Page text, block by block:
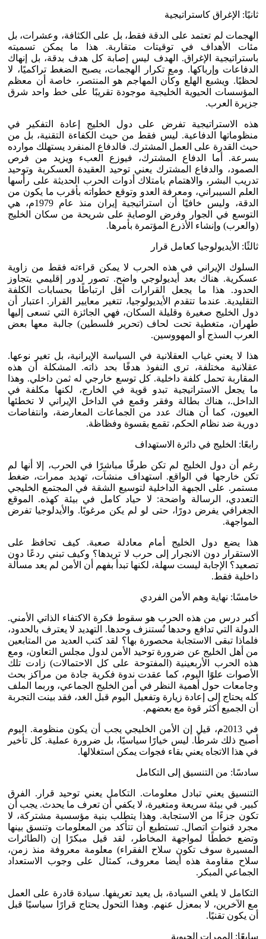
ثانيًا: الإغراق كاستراتيجية
الهجمات لم تعتمد على الدقة فقط، بل على الكثافة، وعشرات، بل
مئات الأهداف في توقيتات متقاربة. هذا ما يمكن تسميته
باستراتيجية الإغراق. الهدف ليس إصابة كل هدف بدقة، بل إنهاك
الدفاعات وإرباكها. ومع تكرار الهجمات، يصبح الضغط تراكميًا، لا
لحظيًا. ويشيع الهلع وكأن المهاجم هو المنتصر، خاصة أن معظم
المؤسسات الحيوية الخليجية موجودة تقريبًا على خط واحد شرق
جزيرة العرب.
هذه الاستراتيجية تفرض على دول الخليج إعادة التفكير في
منظوماتها الدفاعية. ليس فقط من حيث الكفاءة التقنية، بل من
حيث القدرة على العمل المشترك. فالدفاع المنفرد يستهلك موارده
بسرعة. أما الدفاع المشترك، فيوزع العبء ويزيد من فرص
الصمود، والدفاع المشترك يعني توحيد العقيدة العسكرية وتوحيد
تدريب البشر، والاهتمام بامتلاك أدوات الحرب الحديثة على رأسها
العلم السيبراني، ومعرفة العدو وتوقع خطواته بأقرب ما يكون من
الدقة، وليس خافيًا أن استراتيجية إيران منذ عام 1979م، هي
التوسع في الجوار وفرض الوصاية على شريحة من سكان الخليج
(والعرب) وإنشاء الأذرع المؤتمرة بأمرها.
ثالثًا: الأيديولوجيا كعامل قرار
السلوك الإيراني في هذه الحرب لا يمكن قراءته فقط من زاوية
عسكرية. هناك بعد أيديولوجي واضح. تصور لدور إقليمي يتجاوز
الحدود. هذا ما يجعل القرارات أقل ارتباطًا بحسابات الكلفة
التقليدية. عندما تتقدم الأيديولوجيا، تتغير معايير القرار. اعتبار أن
دول الخليج صغيرة وقليلة السكان، فهي الجائزة التي تسعى إليها
طهران، متغطية تحت لحاف (تحرير فلسطين) جالبة معها بعض
العرب السذج أو المهووسين.
هذا لا يعني غياب العقلانية في السياسة الإيرانية، بل تغير نوعها.
عقلانية مختلفة، ترى النفوذ هدفًا بحد ذاته. المشكلة أن هذه
المقاربة تحمل كلفة داخلية. كل توسع خارجي له ثمن داخلي. وهذا
ما يجعل الاستراتيجية تبدو قوية في الخارج، لكنها مكلفة في
الداخل.، هناك بطالة وفقر وقمع في الداخل الإيراني لا تخطئها
العيون، كما أن هناك عدد من الجماعات المعارضة، وانتفاضات
دورية ضد نظام الحكم، تقمع بقسوة وفظاظة.
رابعًا: الخليج في دائرة الاستهداف
رغم أن دول الخليج لم تكن طرفًا مباشرًا في الحرب، إلا أنها لم
تكن خارجها في الواقع. استهداف منشآت، تهديد ممرات، ضغط
مستمر. على الجبهة الداخلية لتوسيع الشقة في المجتمع الخليجي
التعددي، الرسالة واضحة: لا حياد كامل في بيئة كهذه. الموقع
الجغرافي يفرض دورًا، حتى لو لم يكن مرغوبًا. والأيدلوجيا تفرض
المواجهة.
هذا يضع دول الخليج أمام معادلة صعبة. كيف تحافظ على
الاستقرار دون الانجرار إلى حرب لا تريدها؟ وكيف تبني ردعًا دون
تصعيد؟ الإجابة ليست سهلة، لكنها تبدأ بفهم أن الأمن لم يعد مسألة
داخلية فقط.
خامسًا: نهاية وهم الأمن الفردي
أكبر درس من هذه الحرب هو سقوط فكرة الاكتفاء الذاتي الأمني.
الدولة التي تدافع وحدها تُستنزف وحدها. التهديد لا يعترف بالحدود،
فلماذا تبقى الاستجابة محصورة بها؟ لقد كتب العديد من المتابعين
من أهل الخليج عن ضرورة توحيد الأمن لدول مجلس التعاون، ومع
هذه الحرب الأربعينية (المفتوحة على كل الاحتمالات) زادت تلك
الأصوات علوًا اليوم، كما عقدت ندوة فكرية جادة من مراكز بحث
وجامعات حول أهمية النظر في أمن الخليج الجماعي، وربما الملف
كله يحتاج إلى إعادة زيارة وتفعيل اليوم قبل الغد، فقد بينت التجربة
أن الجميع أكثر قوة مع بعضهم.
في 2013م، قيل إن الأمن الخليجي يجب أن يكون منظومة. اليوم
أصبح ذلك شرطًا. ليس خيارًا سياسيًا، بل ضرورة عملية. كل تأخير
في هذا الاتجاه يعني بقاء فجوات يمكن استغلالها.
سادسًا: من التنسيق إلى التكامل
التنسيق يعني تبادل معلومات. التكامل يعني توحيد قرار. الفرق
كبير. في بيئة سريعة ومتغيرة، لا يكفي أن تعرف ما يحدث. يجب أن
تكون جزءًا من الاستجابة. وهذا يتطلب بنية مؤسسية مشتركة، لا
مجرد قنوات اتصال. تستطيع أن تتأكد من المعلومات وتنسق بينها
وتضع خططًا لمواجهة المخاطر، لقد قيل مبكرًا إن (الطائرات
المسيرة سوف تكون سلاح الفقراء) معلومة معروفة منذ زمن،
سلاح مقاومة هذه أيضا معروف، كمثال على وجوب الاستعداد
الجماعي المبكر.
التكامل لا يلغي السيادة، بل يعيد تعريفها. سيادة قادرة على العمل
مع الآخرين، لا بمعزل عنهم. وهذا التحول يحتاج قرارًا سياسيًا قبل
أن يكون تقنيًا.
سابعًا: الممرات الحيوية